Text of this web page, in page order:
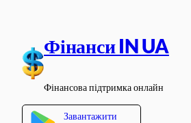
вмісту
Фінанси IN UA
Фінансова підтримка онлайн
Завантажити